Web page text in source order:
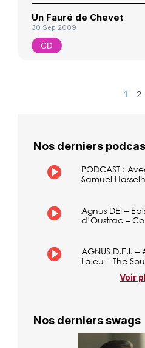
Un Fauré de Chevet
30 Sep 2009
CD
1 2
Nos derniers
PODCAST :
Samuel
Agnus DEI –
d’Oustrac –
AGNUS D.E.I.
Laleu – The
Voir
Nos derniers swags